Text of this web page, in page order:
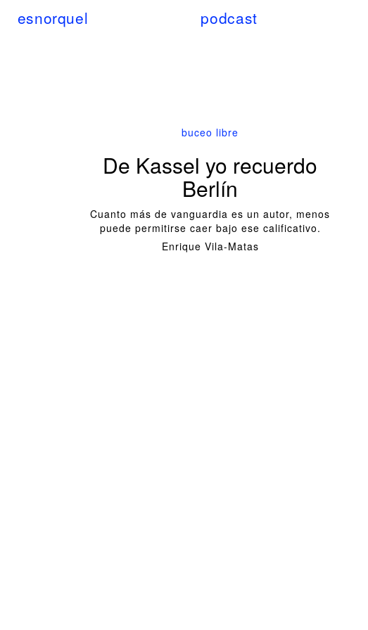
esnorquel podcast
buceo libre
De Kassel yo recuerdo
Berlín
Cuanto más de vanguardia es un autor, menos
puede permitirse caer bajo ese calificativo.
Enrique Vila-Matas